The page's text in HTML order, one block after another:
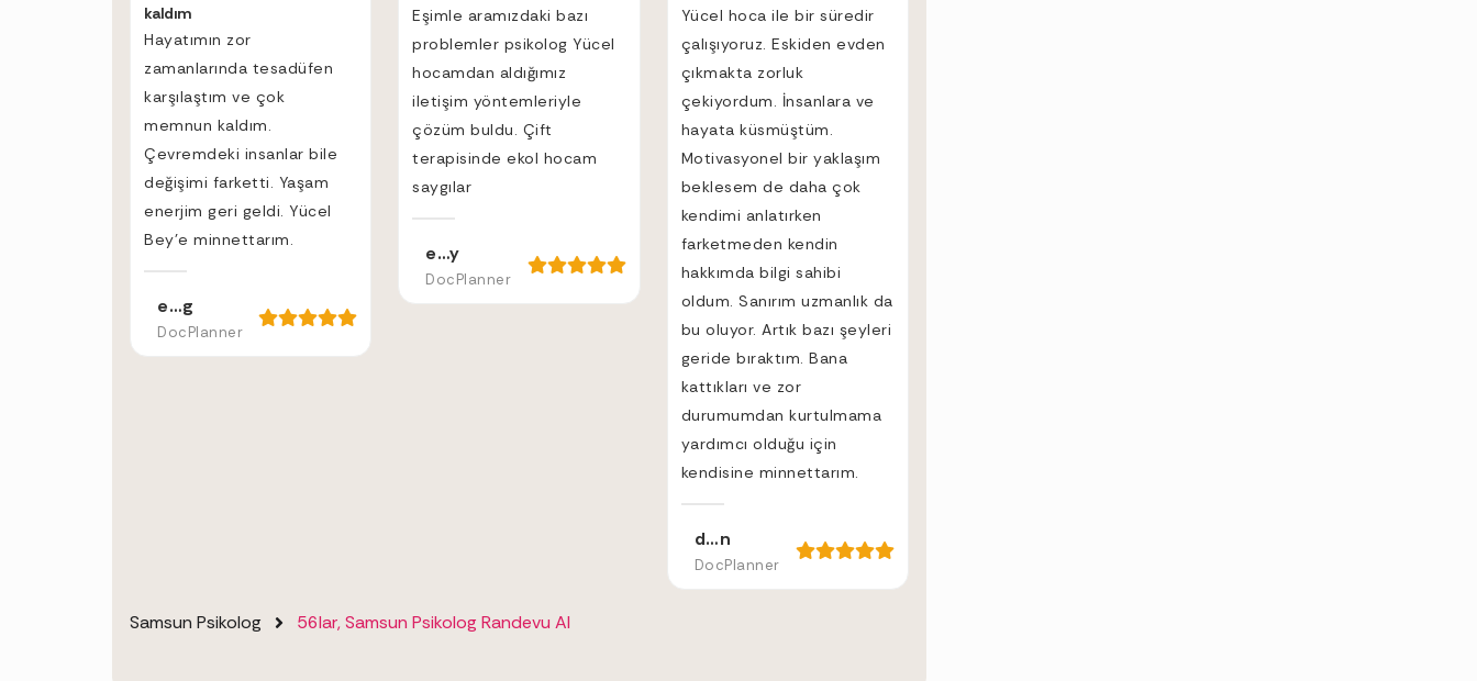
kaldım
Hayatımın zor
zamanlarında tesadüfen
karşılaştım ve çok
memnun kaldım.
Çevremdeki insanlar bile
değişimi farketti. Yaşam
enerjim geri geldi. Yücel
Bey’e minnettarım.
e…g
DocPlanner
Eşimle aramızdaki bazı
problemler psikolog Yücel
hocamdan aldığımız
iletişim yöntemleriyle
çözüm buldu. Çift
terapisinde ekol hocam
saygılar
e…y
DocPlanner
Yücel hoca ile bir süredir
çalışıyoruz. Eskiden evden
çıkmakta zorluk
çekiyordum. İnsanlara ve
hayata küsmüştüm.
Motivasyonel bir yaklaşım
beklesem de daha çok
kendimi anlatırken
farketmeden kendin
hakkımda bilgi sahibi
oldum. Sanırım uzmanlık da
bu oluyor. Artık bazı şeyleri
geride bıraktım. Bana
kattıkları ve zor
durumumdan kurtulmama
yardımcı olduğu için
kendisine minnettarım.
d…n
DocPlanner
Samsun Psikolog 56lar, Samsun Psikolog Randevu Al